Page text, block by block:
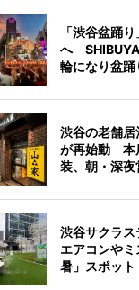
「渋谷盆踊
へ
輪になり盆踊
渋谷の老舗居
が再始動 本
装、朝・深夜
渋谷サクラ
エアコンや
暑」スポット